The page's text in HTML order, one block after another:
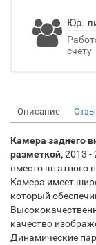
Юр.
счету
Описание
Камера заднего
разметкой,2013 -
вместо штатного
Камера имеет
который
качество
Динамические